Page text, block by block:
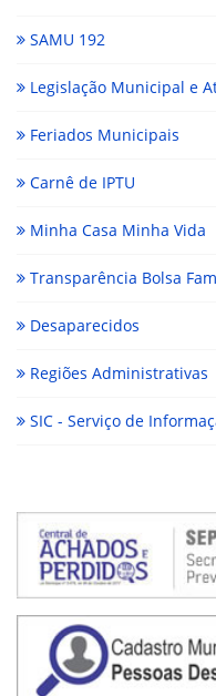
SAMU 192
Legislação Municipal e
Feriados Municipais
Carnê de IPTU
Minha Casa Minha Vida
Transparência Bolsa
Desaparecidos
Regiões Administrativas
SIC - Serviço de